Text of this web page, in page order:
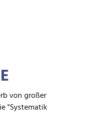
von großer
"Systematik